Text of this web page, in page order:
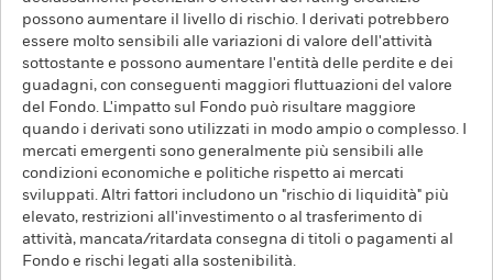
possono aumentare il livello di rischio. I derivati potrebbero
essere molto sensibili alle variazioni di valore dell'attività
sottostante e possono aumentare l'entità delle perdite e dei
guadagni, con conseguenti maggiori fluttuazioni del valore
del Fondo. L'impatto sul Fondo può risultare maggiore
quando i derivati sono utilizzati in modo ampio o complesso. I
mercati emergenti sono generalmente più sensibili alle
condizioni economiche e politiche rispetto ai mercati
sviluppati. Altri fattori includono un "rischio di liquidità" più
elevato, restrizioni all'investimento o al trasferimento di
attività, mancata/ritardata consegna di titoli o pagamenti al
Fondo e rischi legati alla sostenibilità.